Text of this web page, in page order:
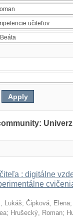
: digitálne
Lukáš; Čipková, Elena
; Hrušecký, Roman;